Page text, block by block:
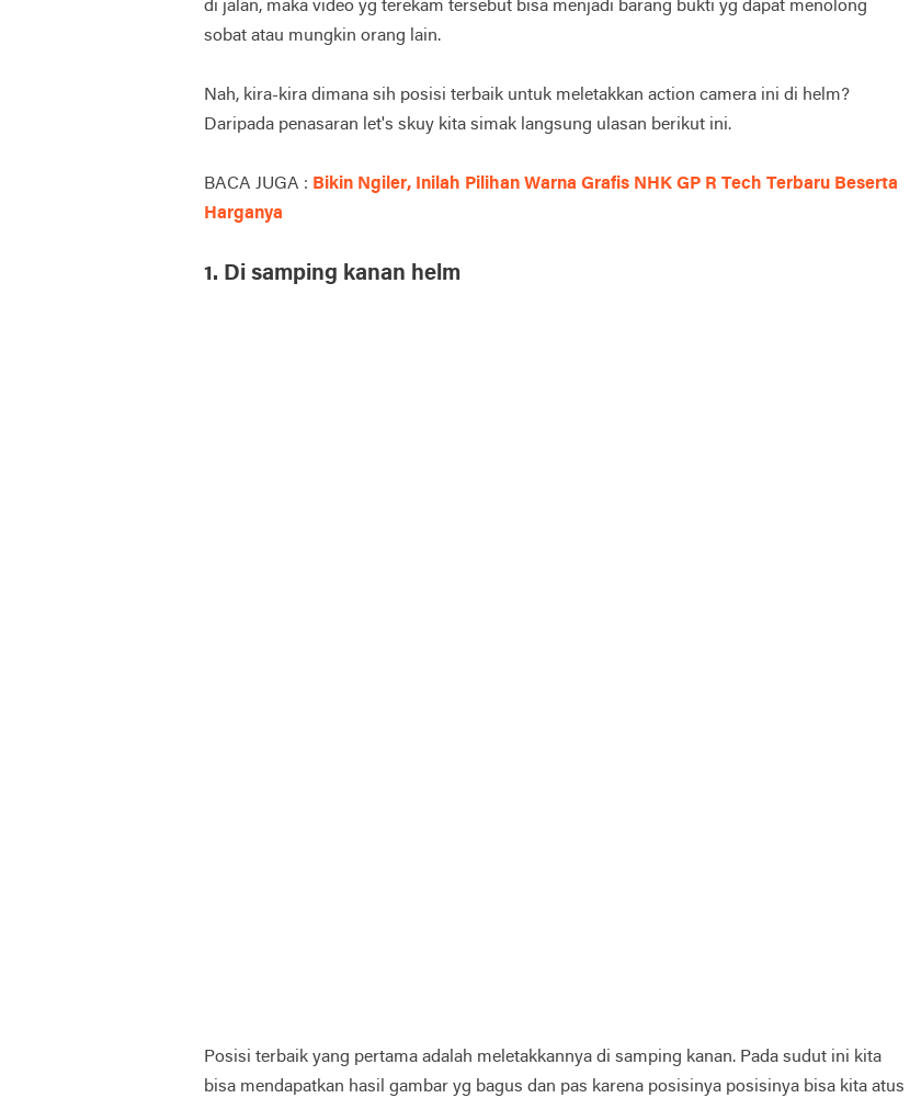
di jalan, maka video yg terekam tersebut bisa menjadi barang bukti yg dapat menolong
sobat atau mungkin orang lain.
Nah, kira-kira dimana sih posisi terbaik untuk meletakkan action camera ini di helm?
Daripada penasaran let's skuy kita simak langsung ulasan berikut ini.
BACA JUGA : Bikin Ngiler, Inilah Pilihan Warna Grafis NHK GP R Tech Terbaru Beserta
Harganya
1. Di samping kanan helm
Posisi terbaik yang pertama adalah meletakkannya di samping kanan. Pada sudut ini kita
bisa mendapatkan hasil gambar yg bagus dan pas karena posisinya posisinya bisa kita atus